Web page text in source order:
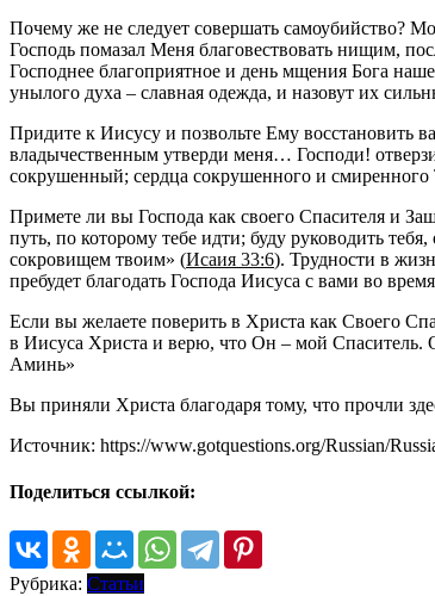
Почему же не следует совершать самоубийство?
Господь помазал Меня благовествовать нищим,
Господнее благоприятное и день мщения Бога
унылого духа – славная одежда, и назовут их
Придите к Иисусу и позвольте Ему восстановить
владычественным утверди меня… Господи!
сокрушенный; сердца сокрушенного и
Примете ли вы Господа как своего Спасителя и
путь, по которому тебе идти; буду руководить
сокровищем твоим» (Исаия 33:6). Трудности в
пребудет благодать Господа Иисуса с вами во
Если вы желаете поверить в Христа как Своего
в Иисуса Христа и верю, что Он – мой Спаситель.
Аминь»
Вы приняли Христа благодаря тому, что прочли
Источник: https://www.gotquestions.org/Russian/
Поделиться ссылкой:
Рубрика: Статьи